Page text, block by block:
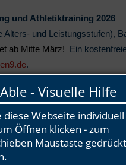
und Athletiktraining 2026
Alters- und Leistungsstufen),
ab Mitte März! Ein
.
Ihr